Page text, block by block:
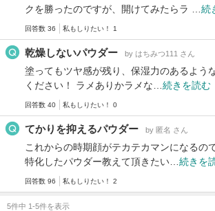
クを勝ったのですが、開けてみたらラ … 続
回答数 36 私もしりたい！ 1
乾燥しないパウダー by はちみつ111 さん
塗ってもツヤ感が残り、保湿力のあるよう
ください！ ラメありかラメな… 続きを読む
回答数 40 私もしりたい！ 0
てかりを抑えるパウダー by 匿名 さん
これからの時期顔がテカテカマンになるの
特化したパウダー教えて頂きたい… 続きを
回答数 96 私もしりたい！ 2
5件中 1-5件を表示